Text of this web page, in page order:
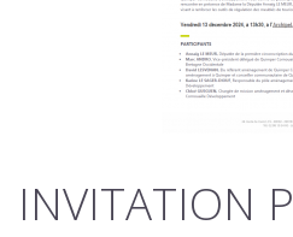
INVITATION